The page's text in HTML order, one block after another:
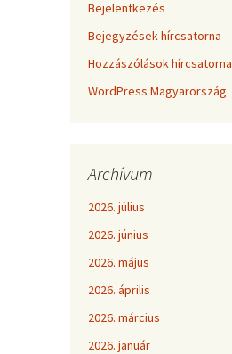
Bejelentkezés
Bejegyzések hírcsatorna
Hozzászólások hírcsatorna
WordPress Magyarország
Archívum
2026. július
2026. június
2026. május
2026. április
2026. március
2026. január